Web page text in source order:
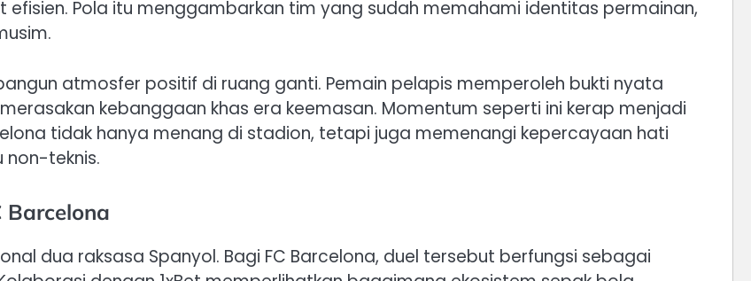
Pola itu menggambarkan tim yang sudah memahami identitas permainan,
atmosfer positif di ruang ganti. Pemain pelapis memperoleh bukti nyata
kebanggaan khas era keemasan. Momentum seperti ini kerap menjadi
tidak hanya menang di stadion, tetapi juga memenangi kepercayaan hati
non-teknis.
Barcelona
dua raksasa Spanyol. Bagi FC Barcelona, duel tersebut berfungsi sebagai